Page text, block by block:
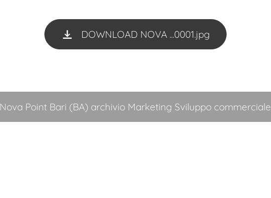
DOWNLOAD NOVA ...0001.jpg
Nova Point Bari (BA) archivio Marketing Sviluppo commerciale